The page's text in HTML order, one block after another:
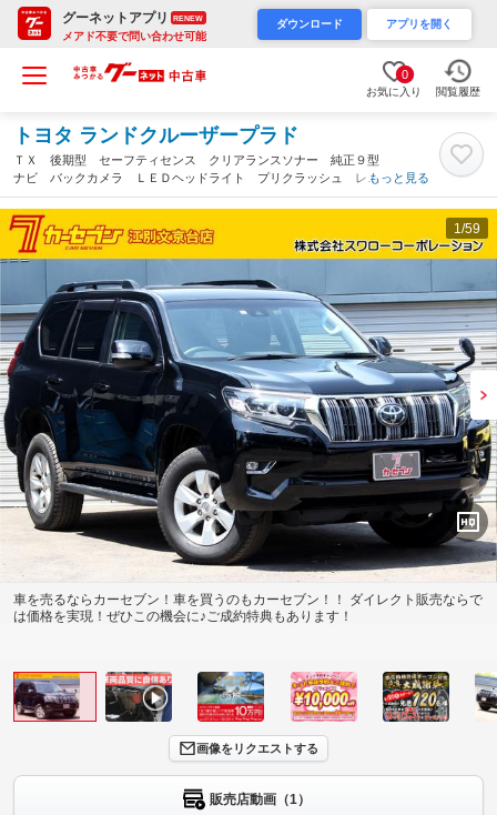
グーネットアプリ RENEW
メアド不要で問い合わせ可能
ダウンロード アプリを開く
0
お気に入り 閲覧履歴
トヨタ ランドクルーザープラド
ＴＸ 後期型 セーフティセンス クリアランスソナー 純正９型
ナビ バックカメラ ＬＥＤヘッドライト プリクラッシュ レー
ダークルーズ レーンディパーチャーアラート ロードサインアシ
スト ＥＴＣ２．０（北海道）
もっと見る
1 /59
車を売るならカーセブン！車を買うのもカーセブン！！ ダイレクト販売ならで
は価格を実現！ぜひこの機会に♪ご成約特典もあります！
画像をリクエストする
販売店動画（1）